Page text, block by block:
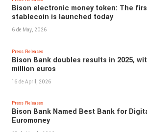
Bison electronic money token: The
stablecoin is launched today
6 de May, 2026
Press Releases
Bison Bank doubles results in 2025,
million euros
16 de April, 2026
Press Releases
Bison Bank Named Best Bank for
Euromoney